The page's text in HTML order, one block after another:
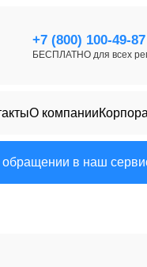
+7 (800) 100-49-87
БЕСПЛАТНО для всех
О компании
в наш